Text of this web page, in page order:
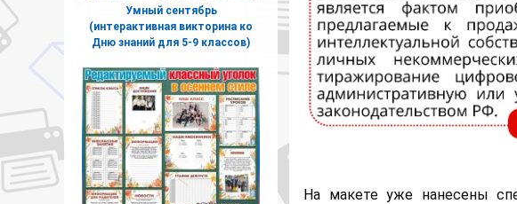
На макете уже нанесены
Умный сентябрь
(интерактивная викторина ко
Дню знаний для 5-9 классов)